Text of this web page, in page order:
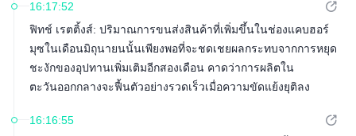
ไตรมาสที่สี่ของปี 2026
16:17:52
ฟิทช์ เรตติ้งส์: ปริมาณการขนส่งสินค้าที่เพิ่มขึ้นในช่องแคบฮอร์
มุซในเดือนมิถุนายนนั้นเพียงพอที่จะชดเชยผลกระทบจากการหยุด
ชะงักของอุปทานเพิ่มเติมอีกสองเดือน คาดว่าการผลิตใน
ตะวันออกกลางจะฟื้นตัวอย่างรวดเร็วเมื่อความขัดแย้งยุติลง
ประเทศนอกกลุ่มโอเปกเป็นปัจจัยที่กดดันราคาน้ำมันให้ลดลง
16:16:55